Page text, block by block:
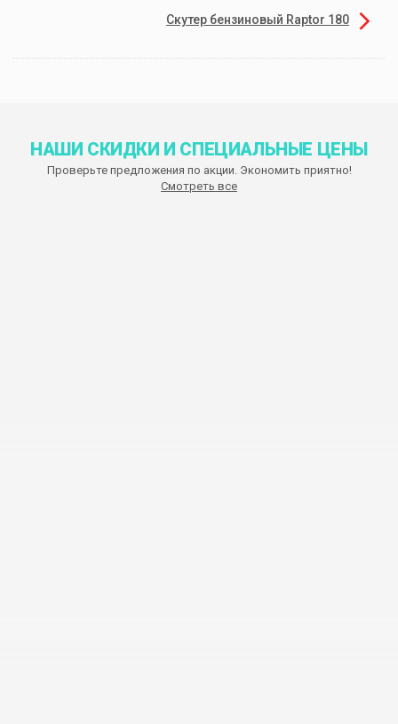
Скутер бензиновый Raptor 180
НАШИ СКИДКИ И СПЕЦИАЛЬНЫЕ ЦЕНЫ
Проверьте предложения по акции. Экономить приятно!
Смотреть все